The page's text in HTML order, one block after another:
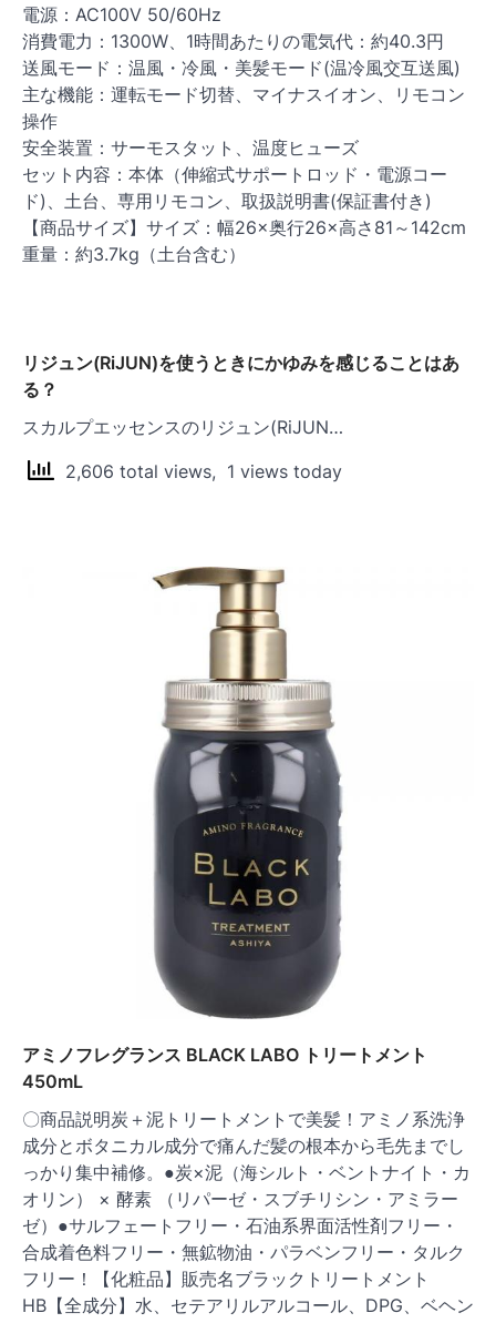
電源：AC100V 50/60Hz
消費電力：1300W、1時間あたりの電気代：約40.3円
送風モード：温風・冷風・美髪モード(温冷風交互送風)
主な機能：運転モード切替、マイナスイオン、リモコン
操作
安全装置：サーモスタット、温度ヒューズ
セット内容：本体（伸縮式サポートロッド・電源コー
ド)、土台、専用リモコン、取扱説明書(保証書付き)
【商品サイズ】サイズ：幅26×奥行26×高さ81～142cm
重量：約3.7kg（土台含む）
リジュン(RiJUN)を使うときにかゆみを感じることはあ
る？
スカルプエッセンスのリジュン(RiJUN…
2,606 total views, 1 views today
アミノフレグランス BLACK LABO トリートメント
450mL
〇商品説明炭＋泥トリートメントで美髪！アミノ系洗浄
成分とボタニカル成分で痛んだ髪の根本から毛先までし
っかり集中補修。●炭×泥（海シルト・ベントナイト・カ
オリン） × 酵素 （リパーゼ・スブチリシン・アミラー
ゼ）●サルフェートフリー・石油系界面活性剤フリー・
合成着色料フリー・無鉱物油・パラベンフリー・タルク
フリー！【化粧品】販売名ブラックトリートメント
HB【全成分】水、セテアリルアルコール、DPG、ベヘン